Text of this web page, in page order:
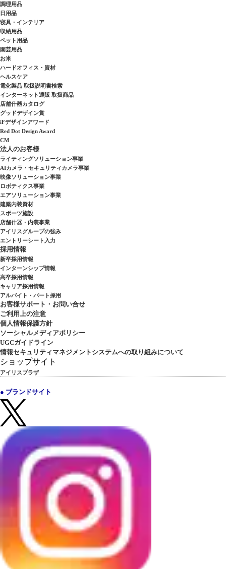
調理用品
日用品
寝具・インテリア
収納用品
ペット用品
園芸用品
お米
ハードオフィス・資材
ヘルスケア
電化製品 取扱説明書検索
インターネット通販 取扱商品
店舗什器カタログ
グッドデザイン賞
iFデザインアワード
Red Dot Design Award
CM
法人のお客様
ライティングソリューション事業
AIカメラ・セキュリティカメラ事業
映像ソリューション事業
ロボティクス事業
エアソリューション事業
建築内装資材
スポーツ施設
店舗什器・内装事業
アイリスグループの強み
エントリーシート入力
採用情報
新卒採用情報
インターンシップ情報
高卒採用情報
キャリア採用情報
アルバイト・パート採用
お客様サポート・お問い合せ
ご利用上の注意
個人情報保護方針
ソーシャルメディアポリシー
UGCガイドライン
情報セキュリティマネジメントシステムへの取り組みについて
ショップサイト
アイリスプラザ
● ブランドサイト